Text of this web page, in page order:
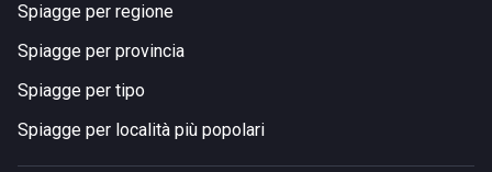
Spiagge per regione
Spiagge per provincia
Spiagge per tipo
Spiagge per località più popolari